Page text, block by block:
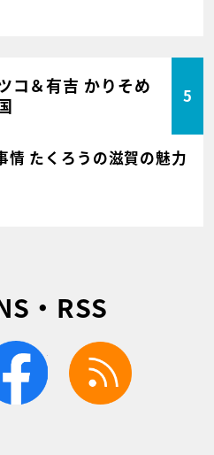
コ＆有吉 かりそめ
5
情 たくろうの滋賀の魅力
・RSS
facebook